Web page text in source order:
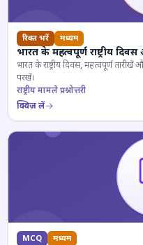
रिक्त भरें मध्यम
भारत के महत्वपूर्ण राष्ट्रीय
भारत के राष्ट्रीय दिवस, महत्वपूर्ण
परखें।
राष्ट्रीय मामले प्रश्नोत्तरी
क्विज़ लें
MCQ मध्यम